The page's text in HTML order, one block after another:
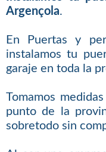
Argençola.
En Puertas y
instalamos tu
garaje en toda la
Tomamos
punto de la
sobretodo sin